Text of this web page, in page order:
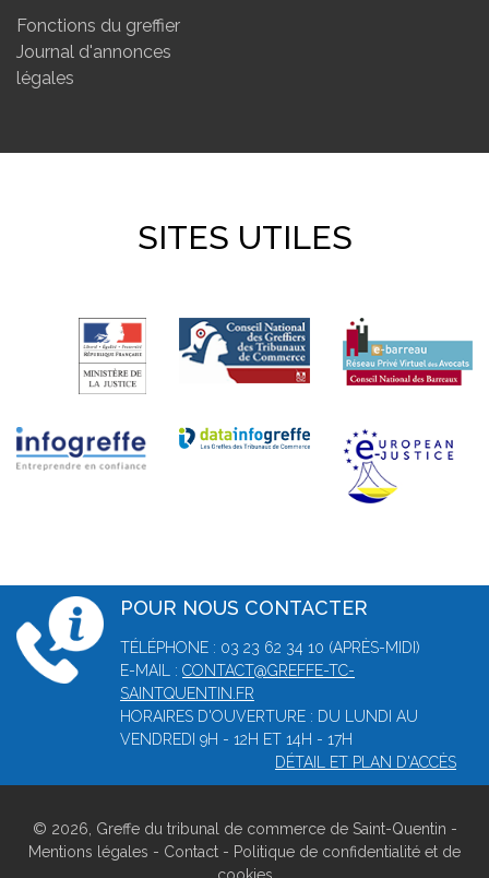
Fonctions du greffier
Journal d'annonces
légales
SITES UTILES
POUR NOUS CONTACTER
TÉLÉPHONE : 03 23 62 34 10 (APRÈS-MIDI)
E-MAIL : CONTACT@GREFFE-TC-
SAINTQUENTIN.FR
HORAIRES D'OUVERTURE : DU LUNDI AU
VENDREDI 9H - 12H ET 14H - 17H
DÉTAIL ET PLAN D'ACCÈS
© 2026, Greffe du tribunal de commerce de Saint-Quentin -
Mentions légales - Contact - Politique de confidentialité et de